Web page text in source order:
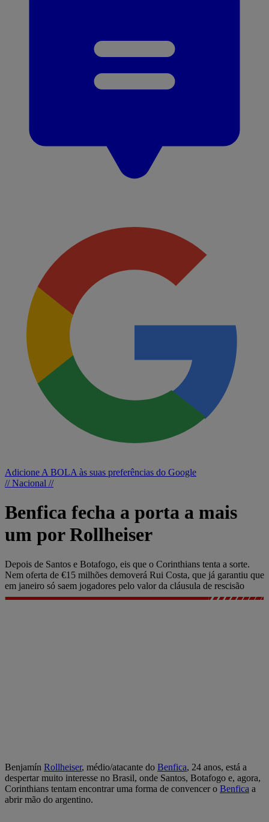
Adicione A BOLA às suas preferências do Google
// Nacional //
Benfica fecha a porta a mais
um por Rollheiser
Depois de Santos e Botafogo, eis que o Corinthians tenta a sorte.
Nem oferta de €15 milhões demoverá Rui Costa, que já garantiu que
em janeiro só saem jogadores pelo valor da cláusula de rescisão
Benjamín Rollheiser, médio/atacante do Benfica, 24 anos, está a
despertar muito interesse no Brasil, onde Santos, Botafogo e, agora,
Corinthians tentam encontrar uma forma de convencer o Benfica a
abrir mão do argentino.